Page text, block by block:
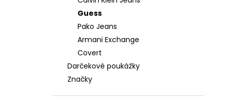
Guess
Pako Jeans
Armani Exchange
Covert
Darčekové poukážky
Značky